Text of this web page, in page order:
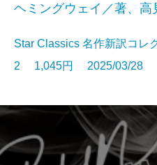
ヘミングウェイ／著、高
Star Classics 名作新訳コ
2 1,045円 2025/03/28